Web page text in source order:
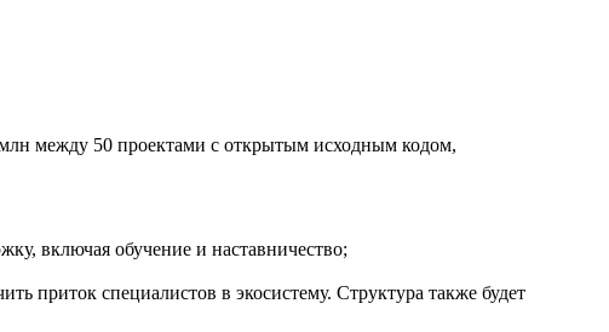
между 50 проектами с открытым исходным кодом,
включая обучение и наставничество;
приток специалистов в экосистему. Структура также будет